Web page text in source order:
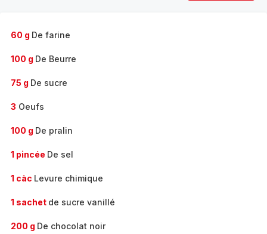
60 g De farine
100 g De Beurre
75 g De sucre
3 Oeufs
100 g De pralin
1 pincée De sel
1 càc Levure chimique
1 sachet de sucre vanillé
200 g De chocolat noir